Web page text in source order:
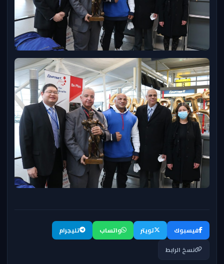
فيسبوك تويتر واتساب
تليجرام
نسخ الرابط